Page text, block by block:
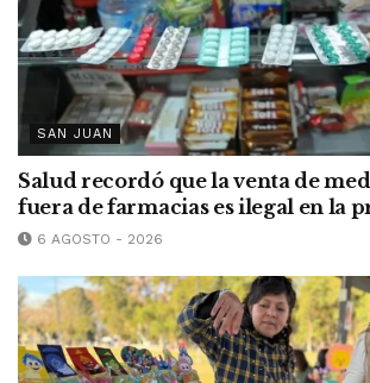
SAN JUAN
Salud recordó que la venta de
fuera de farmacias es ilegal en la
6 AGOSTO - 2026